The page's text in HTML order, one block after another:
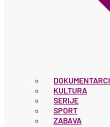
DOKUMENTARCI
KULTURA
SERIJE
SPORT
ZABAVA